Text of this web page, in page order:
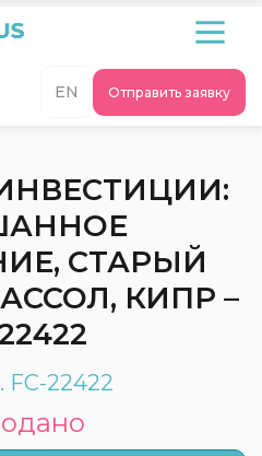
Отправить заявку
EN
СТАРЫЙ
КИПР –
FC-22422